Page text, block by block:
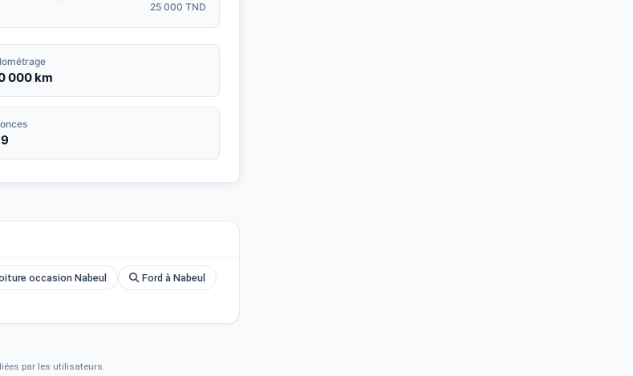
25 000 TND
000 km
9
occasion Nabeul Ford à Nabeul
par les utilisateurs.